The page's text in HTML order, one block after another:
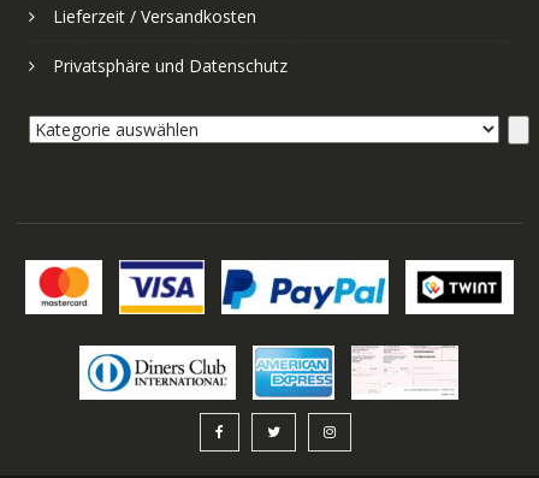
Lieferzeit / Versandkosten
Privatsphäre und Datenschutz
Kategorie